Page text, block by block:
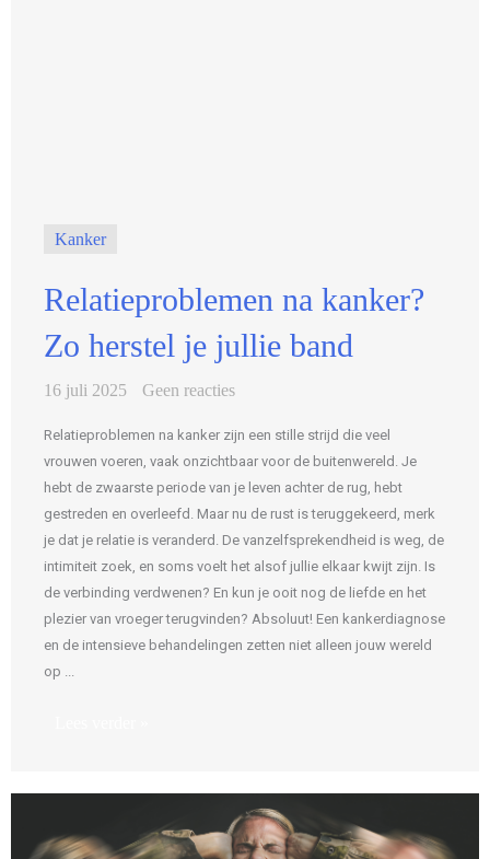
Kanker
Relatieproblemen na kanker?
Zo herstel je jullie band
16 juli 2025 Geen reacties
Relatieproblemen na kanker zijn een stille strijd die veel
vrouwen voeren, vaak onzichtbaar voor de buitenwereld. Je
hebt de zwaarste periode van je leven achter de rug, hebt
gestreden en overleefd. Maar nu de rust is teruggekeerd, merk
je dat je relatie is veranderd. De vanzelfsprekendheid is weg, de
intimiteit zoek, en soms voelt het alsof jullie elkaar kwijt zijn. Is
de verbinding verdwenen? En kun je ooit nog de liefde en het
plezier van vroeger terugvinden? Absoluut! Een kankerdiagnose
en de intensieve behandelingen zetten niet alleen jouw wereld
op ...